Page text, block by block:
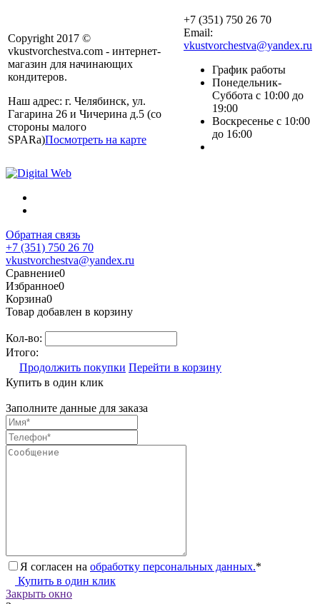
Copyright 2017 ©
vkustvorchestva.com - интернет-
магазин для начинающих
кондитеров.
Наш адрес: г. Челябинск, ул.
Гагарина 26 и Чичерина д.5 (со
стороны малого
SPARa)Посмотреть на карте
+7 (351) 750 26 70
Email:
vkustvorchestva@yandex.ru
График работы
Понедельник-
Суббота с 10:00 до
19:00
Воскресенье с 10:00
до 16:00
Обратная связь
+7 (351) 750 26 70
vkustvorchestva@yandex.ru
Сравнение0
Избранное0
Корзина0
Товар добавлен в корзину
Кол-во:
Итого:
Продолжить покупки Перейти в корзину
Купить в один клик
Заполните данные для заказа
Я согласен на обработку персональных данных.*
Купить в один клик
Закрыть окно